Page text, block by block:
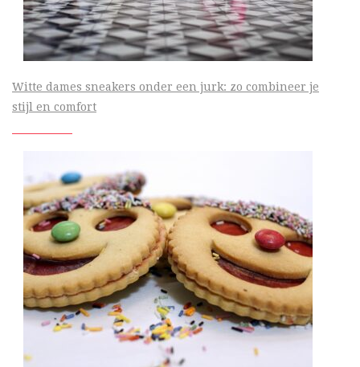
Witte dames sneakers onder een jurk: zo combineer je
stijl en comfort